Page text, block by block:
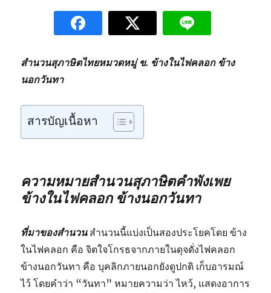
สำนวนสุภาษิตไทยหมวดหมู่ ข. ข้างในไฟคลอก ข้าง
นอกวันทา
สารบัญเนื้อหา
ความหมายสำนวนสุภาษิตคำพังเพย
ข้างในไฟคลอก ข้างนอกวันทา
ที่มาของสำนวนสำนวนนี้แบ่งเป็นสองประโยคโดย ข้าง
ในไฟคลอก คือ จิตใจโกรธจากภายในดุจดั่งไฟคลอก
ข้างนอกวันทา คือ บุคลิกภายนอกยังดูปกติ เก็บอารมณ์
ไว้ โดยคำว่า “วันทา” หมายความว่า ไหว้, แสดงอาการ